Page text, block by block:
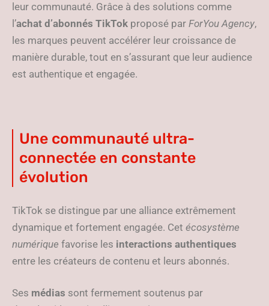
leur communauté. Grâce à des solutions comme
l’achat d’abonnés TikTok proposé par ForYou Agency,
les marques peuvent accélérer leur croissance de
manière durable, tout en s’assurant que leur audience
est authentique et engagée.
Une communauté ultra-
connectée en constante
évolution
TikTok se distingue par une alliance extrêmement
dynamique et fortement engagée. Cet écosystème
numérique favorise les interactions authentiques
entre les créateurs de contenu et leurs abonnés.
Ses médias sont fermement soutenus par